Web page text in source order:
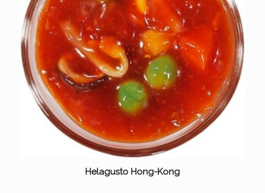
Helagusto Hong-Kong